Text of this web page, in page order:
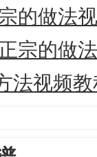
的做法
宗的做
法视频